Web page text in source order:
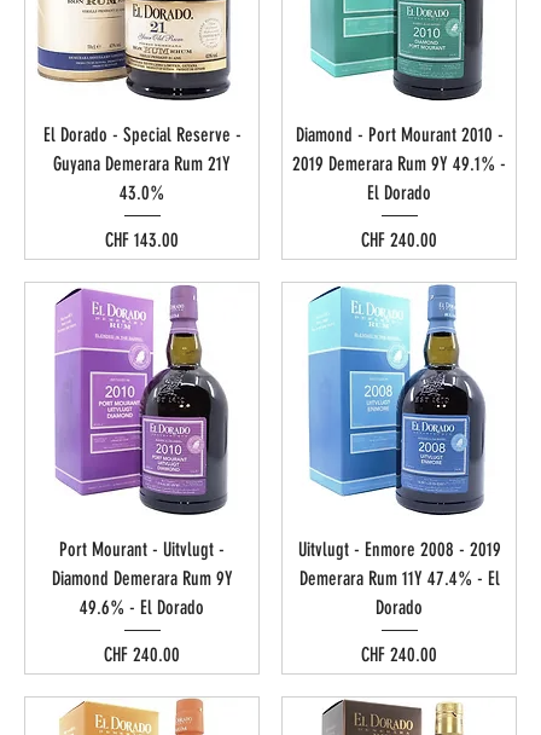
El Dorado - Special Reserve -
Guyana Demerara Rum 21Y
43.0%
Preis
CHF 143.00
Diamond - Port Mourant 2010 -
2019 Demerara Rum 9Y 49.1% -
El Dorado
Preis
CHF 240.00
Port Mourant - Uitvlugt -
Diamond Demerara Rum 9Y
49.6% - El Dorado
Preis
CHF 240.00
Uitvlugt - Enmore 2008 - 2019
Demerara Rum 11Y 47.4% - El
Dorado
Preis
CHF 240.00